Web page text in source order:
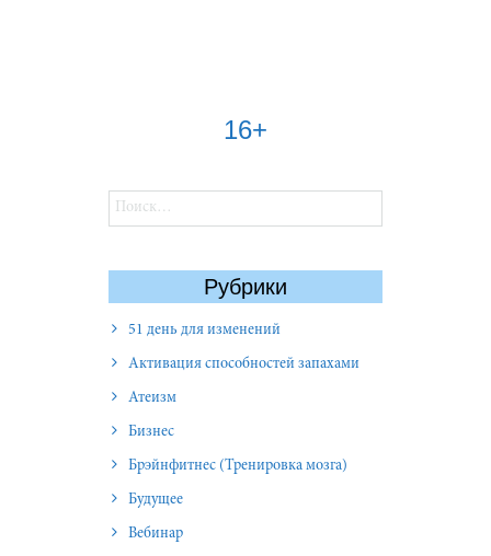
16+
Найти:
Рубрики
51 день для изменений
Активация способностей запахами
Атеизм
Бизнес
Брэйнфитнес (Тренировка мозга)
Будущее
Вебинар